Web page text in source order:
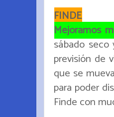
FINDE
Mejoramos
sábado
previsión de
que se
para poder
Finde con